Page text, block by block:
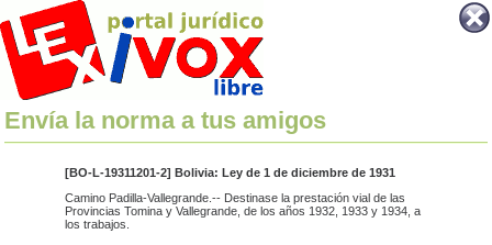
Envía la norma a tus amigos
[BO-L-19311201-2] Bolivia: Ley de 1 de diciembre de 1931
Camino Padilla-Vallegrande.-- Destinase la prestación vial de las
Provincias Tomina y Vallegrande, de los años 1932, 1933 y 1934, a
los trabajos.